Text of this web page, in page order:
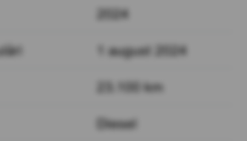
2024
1 august 2024
23.100 km
Diesel